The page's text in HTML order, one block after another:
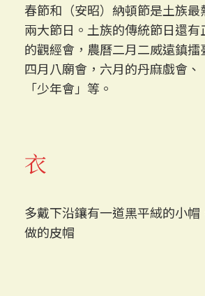
春節和（安昭）納頓節是土族最
兩大節日。土族的傳統節日還有
的觀經會，農曆二月二威遠鎮擂
四月八廟會，六月的丹麻戲會、
「少年會」等。
衣
多戴下沿鑲有一道黑平絨的小帽
做的皮帽